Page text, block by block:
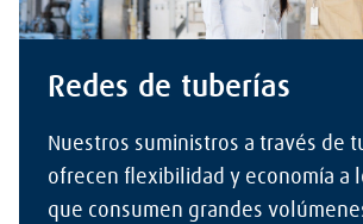
Redes de tuberías
Nuestros suministros a través de
ofrecen flexibilidad y economía a
que consumen grandes